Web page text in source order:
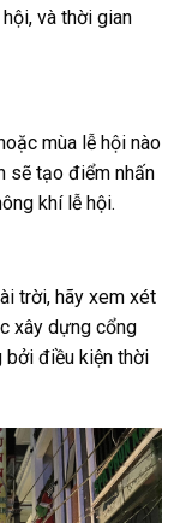
và thời gian
mùa lễ hội nào
sẽ tạo điểm nhấn
khí lễ hội.
trời, hãy xem xét
xây dựng cổng
bởi điều kiện thời